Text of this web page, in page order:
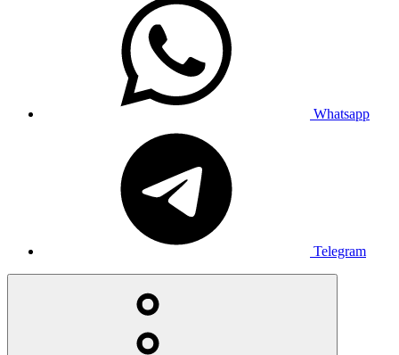
Whatsapp
Telegram